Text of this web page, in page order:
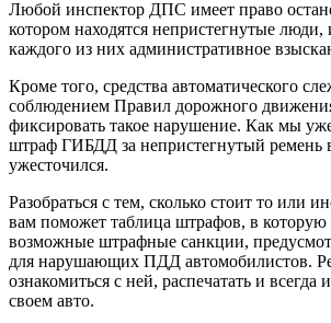
Любой инспектор ДПС имеет право
котором находятся непристегнутые люди,
каждого из них административное
Кроме того, средства автоматического
соблюдением Правил дорожного
фиксировать такое нарушение. Как мы
штраф ГИБДД за непристегнутый ремень
ужесточился.
Разобраться с тем, сколько стоит то или
вам поможет таблица штрафов, в которую
возможные штрафные санкции,
для нарушающих ПДД автомобилистов.
ознакомиться с ней, распечатать и всегда
своем авто.